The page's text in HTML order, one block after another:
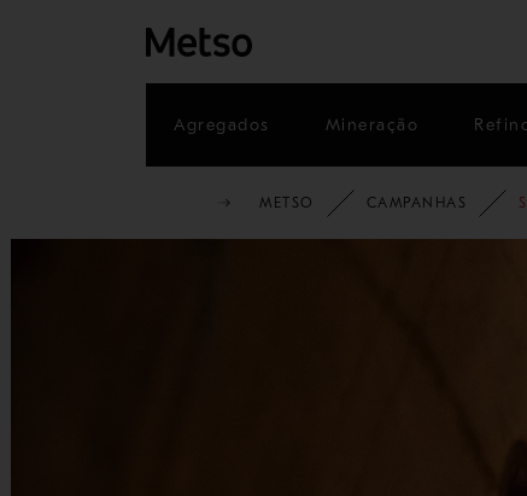
Agregados Mineração
METSO CAMPANHAS